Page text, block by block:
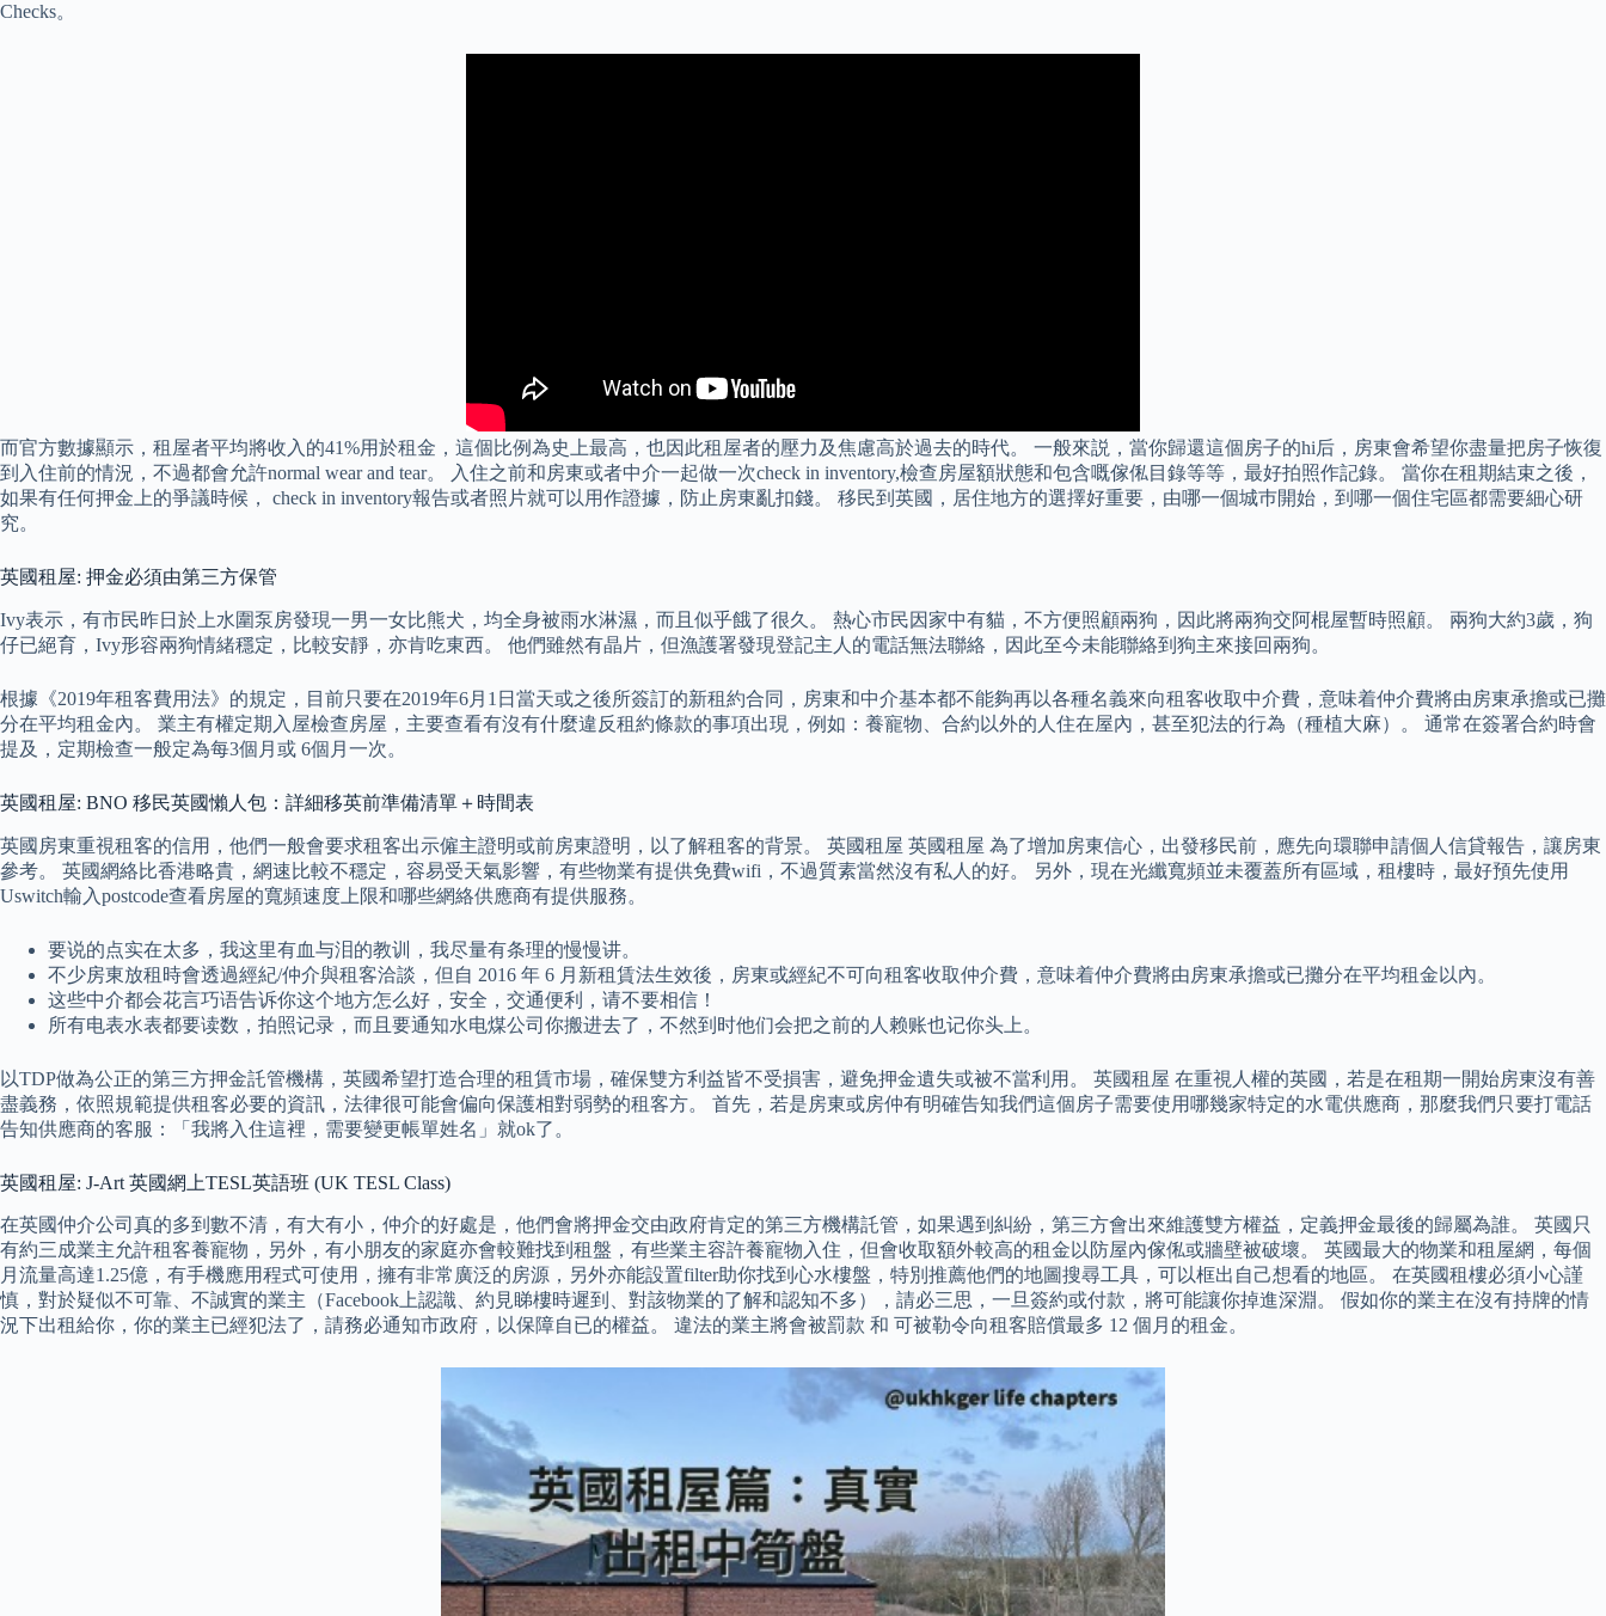
Checks。
而官方數據顯示，租屋者平均將收入的41%用於租金，這個比例為史上最高，也因此租屋者的壓力及焦慮高於過去的時代。 一般來説，當你歸還這個房子的hi后，房東會希望你盡量把房子恢復
到入住前的情況，不過都會允許normal wear and tear。 入住之前和房東或者中介一起做一次check in inventory,檢查房屋額狀態和包含嘅傢俬目錄等等，最好拍照作記錄。 當你在租期結束之後，
如果有任何押金上的爭議時候， check in inventory報告或者照片就可以用作證據，防止房東亂扣錢。 移民到英國，居住地方的選擇好重要，由哪一個城巿開始，到哪一個住宅區都需要細心研
究。
英國租屋: 押金必須由第三方保管
Ivy表示，有市民昨日於上水圍泵房發現一男一女比熊犬，均全身被雨水淋濕，而且似乎餓了很久。 熱心市民因家中有貓，不方便照顧兩狗，因此將兩狗交阿棍屋暫時照顧。 兩狗大約3歲，狗
仔已絕育，Ivy形容兩狗情緒穩定，比較安靜，亦肯吃東西。 他們雖然有晶片，但漁護署發現登記主人的電話無法聯絡，因此至今未能聯絡到狗主來接回兩狗。
根據《2019年租客費用法》的規定，目前只要在2019年6月1日當天或之後所簽訂的新租約合同，房東和中介基本都不能夠再以各種名義來向租客收取中介費，意味着仲介費將由房東承擔或已攤
分在平均租金內。 業主有權定期入屋檢查房屋，主要查看有沒有什麼違反租約條款的事項出現，例如：養寵物、合約以外的人住在屋內，甚至犯法的行為（種植大麻）。 通常在簽署合約時會
提及，定期檢查一般定為每3個月或 6個月一次。
英國租屋: BNO 移民英國懶人包：詳細移英前準備清單＋時間表
英國房東重視租客的信用，他們一般會要求租客出示僱主證明或前房東證明，以了解租客的背景。 英國租屋 英國租屋 為了增加房東信心，出發移民前，應先向環聯申請個人信貸報告，讓房東
參考。 英國網絡比香港略貴，網速比較不穩定，容易受天氣影響，有些物業有提供免費wifi，不過質素當然沒有私人的好。 另外，現在光纖寬頻並未覆蓋所有區域，租樓時，最好預先使用
Uswitch輸入postcode查看房屋的寬頻速度上限和哪些網絡供應商有提供服務。
要说的点实在太多，我这里有血与泪的教训，我尽量有条理的慢慢讲。
不少房東放租時會透過經紀/仲介與租客洽談，但自 2016 年 6 月新租賃法生效後，房東或經紀不可向租客收取仲介費，意味着仲介費將由房東承擔或已攤分在平均租金以內。
这些中介都会花言巧语告诉你这个地方怎么好，安全，交通便利，请不要相信！
所有电表水表都要读数，拍照记录，而且要通知水电煤公司你搬进去了，不然到时他们会把之前的人赖账也记你头上。
以TDP做為公正的第三方押金託管機構，英國希望打造合理的租賃市場，確保雙方利益皆不受損害，避免押金遺失或被不當利用。 英國租屋 在重視人權的英國，若是在租期一開始房東沒有善
盡義務，依照規範提供租客必要的資訊，法律很可能會偏向保護相對弱勢的租客方。 首先，若是房東或房仲有明確告知我們這個房子需要使用哪幾家特定的水電供應商，那麼我們只要打電話
告知供應商的客服：「我將入住這裡，需要變更帳單姓名」就ok了。
英國租屋: J-Art 英國網上TESL英語班 (UK TESL Class)
在英國仲介公司真的多到數不清，有大有小，仲介的好處是，他們會將押金交由政府肯定的第三方機構託管，如果遇到糾紛，第三方會出來維護雙方權益，定義押金最後的歸屬為誰。 英國只
有約三成業主允許租客養寵物，另外，有小朋友的家庭亦會較難找到租盤，有些業主容許養寵物入住，但會收取額外較高的租金以防屋內傢俬或牆壁被破壞。 英國最大的物業和租屋網，每個
月流量高達1.25億，有手機應用程式可使用，擁有非常廣泛的房源，另外亦能設置filter助你找到心水樓盤，特別推薦他們的地圖搜尋工具，可以框出自己想看的地區。 在英國租樓必須小心謹
慎，對於疑似不可靠、不誠實的業主（Facebook上認識、約見睇樓時遲到、對該物業的了解和認知不多），請必三思，一旦簽約或付款，將可能讓你掉進深淵。 假如你的業主在沒有持牌的情
況下出租給你，你的業主已經犯法了，請務必通知市政府，以保障自已的權益。 違法的業主將會被罰款 和 可被勒令向租客賠償最多 12 個月的租金。